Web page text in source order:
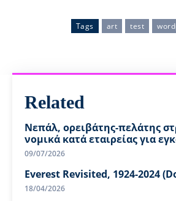
Tags art test
Related
Νεπάλ, ορειβάτης-πελάτης
νομικά κατά εταιρείας για
09/07/2026
Everest Revisited, 1924-2024
18/04/2026